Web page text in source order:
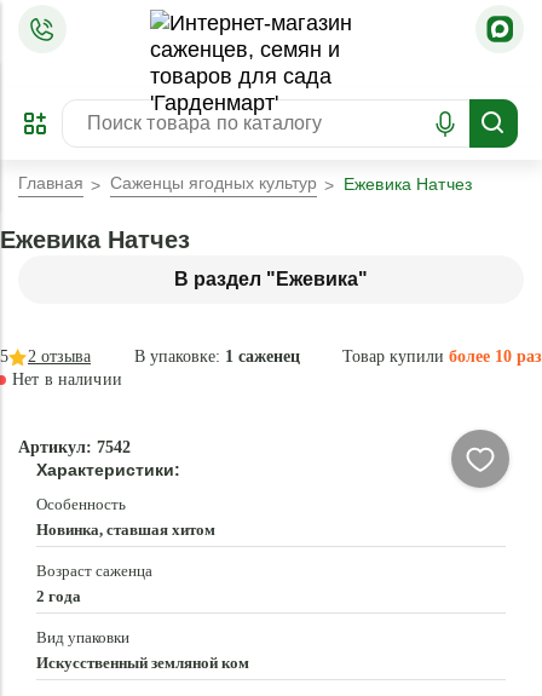
ПРЕДЗАКАЗ
ЗАБРОНИРОВАТЬ
ЛУЧШЕЕ
Главная Саженцы ягодных культур Ежевика Натчез
В раздел "Ежевика"
Ежевика Натчез
В упаковке: 1 саженец Товар купили более 10 раз
5 2 отзыва
Нет в наличии
Артикул: 7542
Характеристики:
Особенность
Новинка, ставшая хитом
Возраст саженца
2 года
Вид упаковки
Искусственный земляной ком